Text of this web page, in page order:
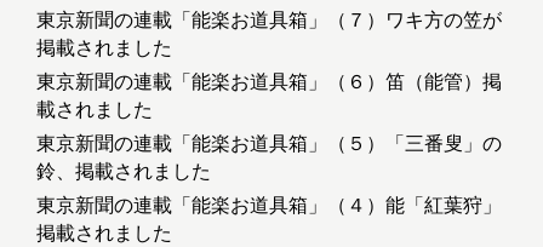
東京新聞の連載「能楽お道具箱」（７）ワキ方の笠が
掲載されました
東京新聞の連載「能楽お道具箱」（６）笛（能管）掲
載されました
東京新聞の連載「能楽お道具箱」（５）「三番叟」の
鈴、掲載されました
東京新聞の連載「能楽お道具箱」（４）能「紅葉狩」
掲載されました